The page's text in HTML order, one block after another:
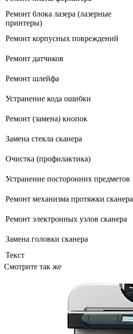
Ремонт блока лазера (лазерные
принтеры)
Ремонт корпусных повреждений
Ремонт датчиков
Ремонт шлейфа
Устранение кода ошибки
Ремонт (замена) кнопок
Замена стекла сканера
Очистка (профилактика)
Устранение посторонних предметов
Ремонт механизма протяжки сканера
Ремонт электронных узлов сканера
Замена головки сканера
Текст
Смотрите так же